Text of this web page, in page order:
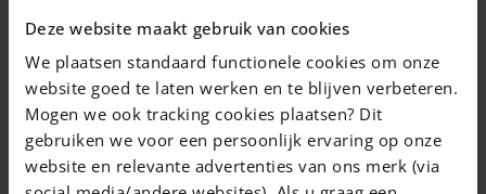
Deze website maakt gebruik van cookies
We plaatsen standaard functionele cookies om onze
website goed te laten werken en te blijven verbeteren.
Mogen we ook tracking cookies plaatsen? Dit
gebruiken we voor een persoonlijk ervaring op onze
website en relevante advertenties van ons merk (via
Marjolijn
3 min read